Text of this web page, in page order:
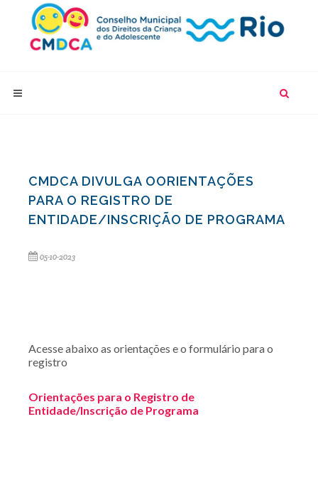
CMDCA DIVULGA OORIENTAÇÕES
PARA O REGISTRO DE
ENTIDADE/INSCRIÇÃO DE PROGRAMA
05-10-2023
Acesse abaixo as orientações e o formulário para o
registro
Orientações para o Registro de
Entidade/Inscrição de Programa